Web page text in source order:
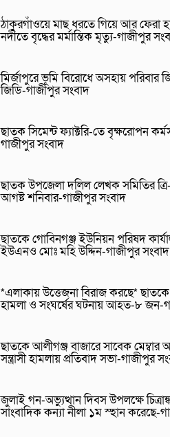
ঠাকুরগাঁওয়ে মাছ ধরতে গিয়ে আর ফেরা
নদীতে বৃদ্ধের মর্মান্তিক মৃত্যু-গাজীপুর
মির্জাপুরে ভূমি বিরোধে অসহায় পরিবার
জিডি-গাজীপুর সংবাদ
ছাতক সিমেন্ট ফ্যাক্টরি-তে বৃক্ষরোপন
গাজীপুর সংবাদ
ছাতক উপজেলা দলিল লেখক সমিতির ত্রি-
আগষ্ট শনিবার-গাজীপুর সংবাদ
ছাতকে গোবিনগঞ্জ ইউনিয়ন পরিষদ
ইউএনও মোঃ মহি উদ্দিন-গাজীপুর সংবাদ
*এলাকায় উত্তেজনা বিরাজ করছে* ছাতকে
হামলা ও সংঘর্ষের ঘটনায় আহত-৮ জন-
ছাতকে আলীগঞ্জ বাজারে সাবেক মেম্বার
সন্ত্রাসী হামলায় প্রতিবাদ সভা-গাজীপুর
জুলাই গন-অভ্যুত্থান দিবস উপলক্ষে
সাংবাদিক কন্যা নীলা ১ম স্হান করেছে-